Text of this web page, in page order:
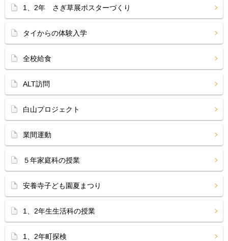
1、2年 さぎ草展ポスターづくり
タイからの体験入学
全校給食
ALT訪問
白山プロジェクト
業間運動
５年家庭科の授業
安養寺子ども園夏まつり
1、2年生生活科の授業
1、2年町探検